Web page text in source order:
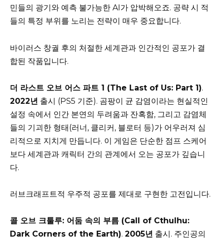
민들의 광기와 예측 불가능한 AI가 압박해오죠. 공략 시 적
들의 특정 부위를 노리는 전략이 매우 중요합니다.
바이러스 창궐 후의 처절한 세계관과 인간적인 공포가 결
합된 작품입니다.
더 라스트 오브 어스 파트 1 (The Last of Us: Part 1).
2022년 출시 (PS5 기준). 곰팡이 균 감염이라는 현실적인
설정 속에서 인간 본연의 두려움과 잔혹함, 그리고 감염체
들의 기괴한 형태(러너, 클리커, 블로터 등)가 어우러져 심
리적으로 지치게 만듭니다. 이 게임은 단순한 점프 스케어
보다 세계관과 캐릭터 간의 관계에서 오는 공포가 깊습니
다.
러브크래프트적 우주적 공포를 제대로 구현한 고전입니다.
콜 오브 크툴루: 어둠 속의 부름 (Call of Cthulhu:
Dark Corners of the Earth). 2005년 출시. 주인공의